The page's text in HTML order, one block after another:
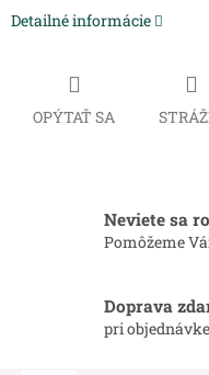
Detailné informácie
OPÝTAŤ SA
Neviete sa
Pomôžeme
Doprava
pri